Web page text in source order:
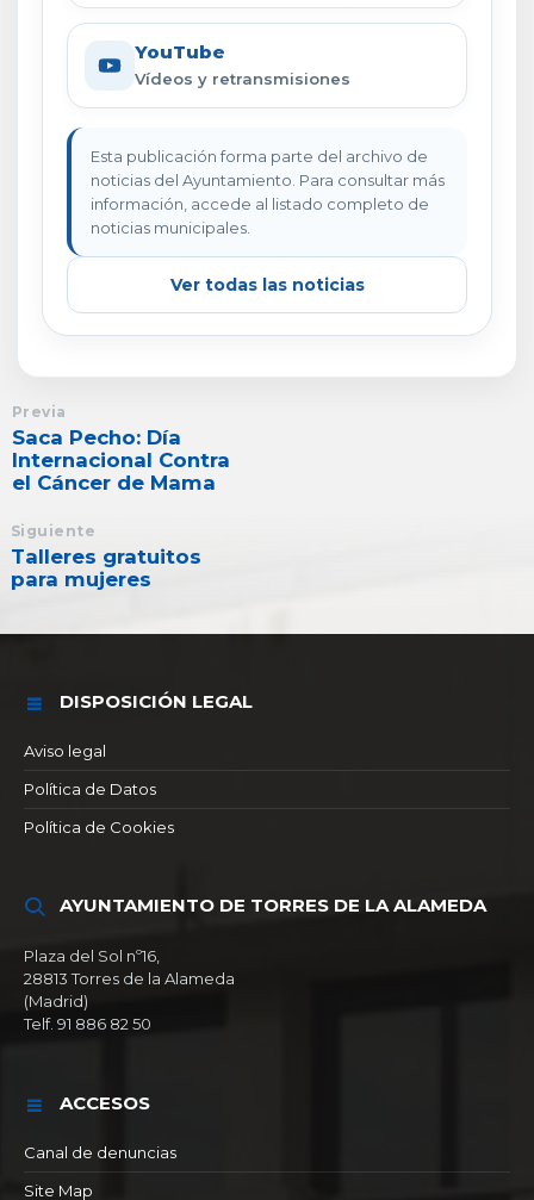
YouTube
Vídeos y retransmisiones
Esta publicación forma parte del archivo de
noticias del Ayuntamiento. Para consultar más
información, accede al listado completo de
noticias municipales.
Ver todas las noticias
Previa
Saca Pecho: Día
Internacional Contra
el Cáncer de Mama
Siguiente
Talleres gratuitos
para mujeres
DISPOSICIÓN LEGAL
Aviso legal
Política de Datos
Política de Cookies
AYUNTAMIENTO DE TORRES DE LA ALAMEDA
Plaza del Sol nº16,
28813 Torres de la Alameda
(Madrid)
Telf. 91 886 82 50
ACCESOS
Canal de denuncias
Site Map